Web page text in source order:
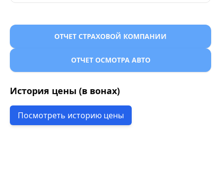
ОТЧЕТ СТРАХОВОЙ КОМПАНИИ
ОТЧЕТ ОСМОТРА АВТО
История цены (в вонах)
Посмотреть историю цены